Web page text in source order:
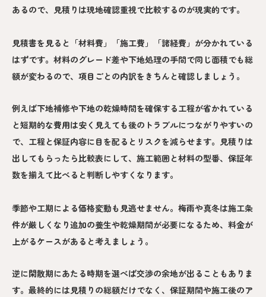
あるので、見積りは現地確認重視で比較するのが現実的です。
見積書を見ると「材料費」「施工費」「諸経費」が分かれている
はずです。材料のグレード差や下地処理の手間で同じ面積でも総
額が変わるので、項目ごとの内訳をきちんと確認しましょう。
例えば下地補修や下地の乾燥時間を確保する工程が省かれている
と短期的な費用は安く見えても後のトラブルにつながりやすいの
で、工程と保証内容に目を配るとリスクを減らせます。見積りは
出してもらったら比較表にして、施工範囲と材料の型番、保証年
数を揃えて比べると判断しやすくなります。
季節や工期による価格変動も見逃せません。梅雨や真冬は施工条
件が厳しくなり追加の養生や乾燥期間が必要になるため、料金が
上がるケースがあると考えましょう。
逆に閑散期にあたる時期を選べば交渉の余地が出ることもありま
す。最終的には見積りの総額だけでなく、保証期間や施工後のア